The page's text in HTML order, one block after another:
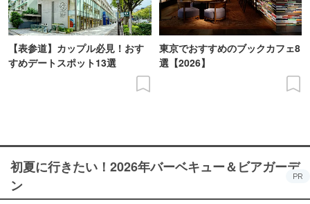
【表参道】カップル必見！おす
すめデートスポット13選
東京でおすすめのブックカフェ8
選【2026】
初夏に行きたい！2026年バーベキュー＆ビアガーデ
ン
PR